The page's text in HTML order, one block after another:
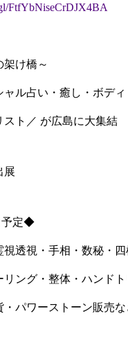
FtfYbNiseCrDJX4BA
架け橋～
ル占い・癒し・ボデ
スト／ が広島に大集結
展
予定◆
視透視・手相・数秘・
ング・整体・ハンド
・パワーストーン販売な